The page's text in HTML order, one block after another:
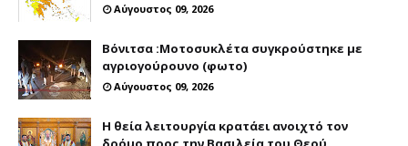
Αύγουστος 09, 2026
Βόνιτσα :Μοτοσυκλέτα συγκρούστηκε με
αγριογούρουνο (φωτο)
Αύγουστος 09, 2026
Η θεία λειτουργία κρατάει ανοιχτό τον